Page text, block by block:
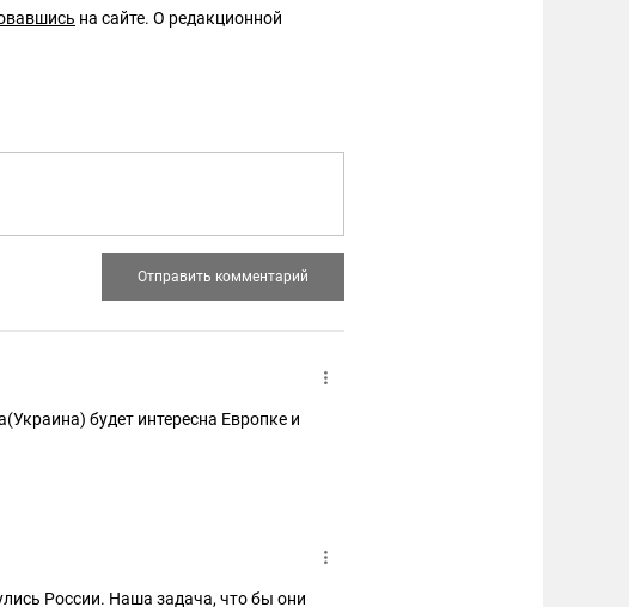
на сайте. О редакционной
будет интересна Европке и
России. Наша задача, что бы они